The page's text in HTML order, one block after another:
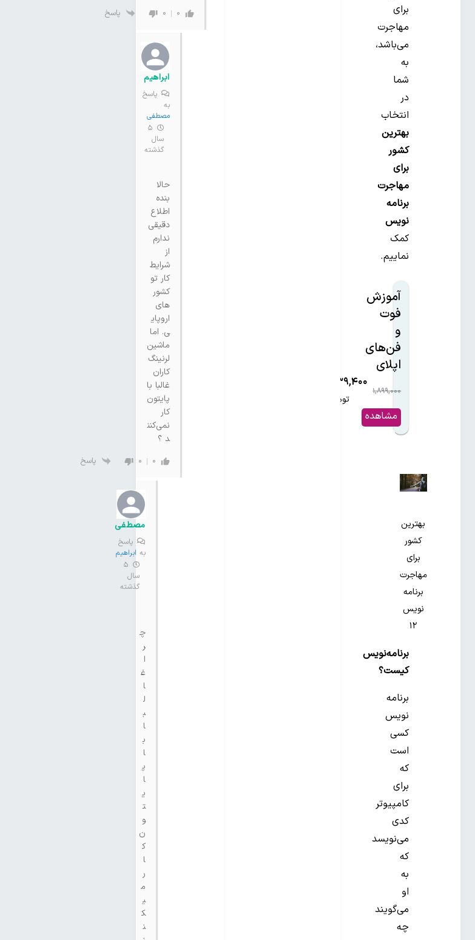
برای
مهاجرت
می‌باشد،
به
شما
در
انتخاب
بهترین
کشور
برای
مهاجرت
برنامه
نویس
کمک
نماییم.
آموزش
فوت
و
فن‌های
اپلای
۱,۸۹۹,۰۰۰
۱,۱۳۹,۴۰۰
تومان
مشاهده
و خرید
بهترین
کشور
برای
مهاجرت
برنامه
نویس
۱۲
برنامه‌نویس
کیست؟
برنامه
نویس
کسی
است
که
برای
کامپیوتر
کدی
می‌نویسد
که
به
او
می‌گویند
چه
0
0 پاسخ
ابراهیم
پاسخ
به
مصطفی
5
سال
گذشته
حالا
بنده
اطلاع
دقیقی
ندارم
از
شرایط
کار تو
کشور
های
اروپای
ی. اما
ماشین
لرنینگ
کاران
غالبا با
پایتون
کار
نمی‌کنن
د ؟
0
0 پاسخ
مصطفی
پاسخ
به ابراهیم
5
سال
گذشته
چ
ر
ا
غ
ا
ل
ب
ا
ب
ا
پ
ا
ی
ت
و
ن
ک
ا
ر
م
ی
ک
ن